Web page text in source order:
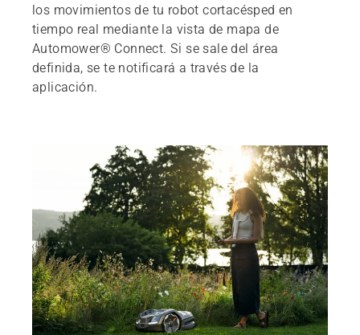
los movimientos de tu robot cortacésped en
tiempo real mediante la vista de mapa de
Automower® Connect. Si se sale del área
definida, se te notificará a través de la
aplicación.